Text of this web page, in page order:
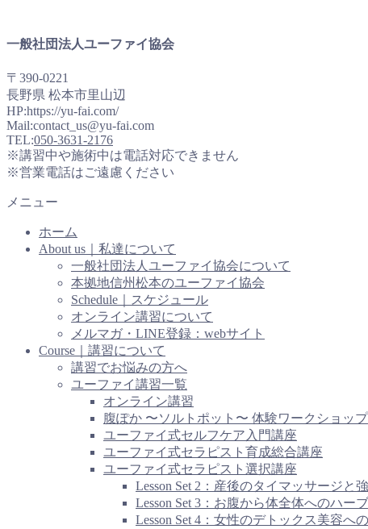
一般社団法人ユーファイ協会
〒390-0221
長野県 松本市里山辺
HP:https://yu-fai.com/
Mail:contact_us@yu-fai.com
TEL:050-3631-2176
※講習中や施術中は電話対応できません
※営業電話はご遠慮ください
メニュー
ホーム
About us｜私達について
一般社団法人ユーファイ協会について
本拠地信州松本のユーファイ協会
Schedule｜スケジュール
オンライン講習について
メルマガ・LINE登録：webサイト
Course｜講習について
講習でお悩みの方へ
ユーファイ講習一覧
オンライン講習
腹ぽか 〜ソルトポット〜 体験ワークショップ
ユーファイ式セルフケア入門講座
ユーファイ式セラピスト育成総合講座
ユーファイ式セラピスト選択講座
Lesson Set 2：産後のタイマッサージ
Lesson Set 3：お腹から体全体へのハ
Lesson Set 4：女性のデトックス美容へ